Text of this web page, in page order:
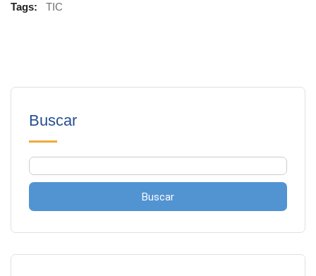
Tags: TIC
Buscar
Buscar